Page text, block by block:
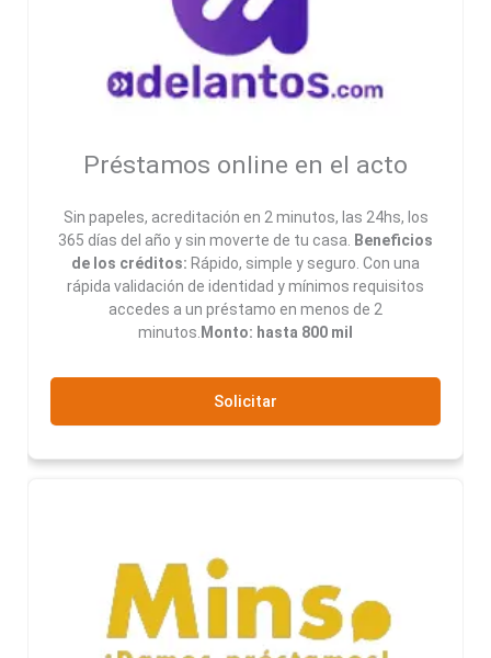
Préstamos online en el acto
Sin papeles, acreditación en 2 minutos, las 24hs, los
365 días del año y sin moverte de tu casa. Beneficios
de los créditos: Rápido, simple y seguro. Con una
rápida validación de identidad y mínimos requisitos
accedes a un préstamo en menos de 2
minutos. Monto: hasta 800 mil
Solicitar